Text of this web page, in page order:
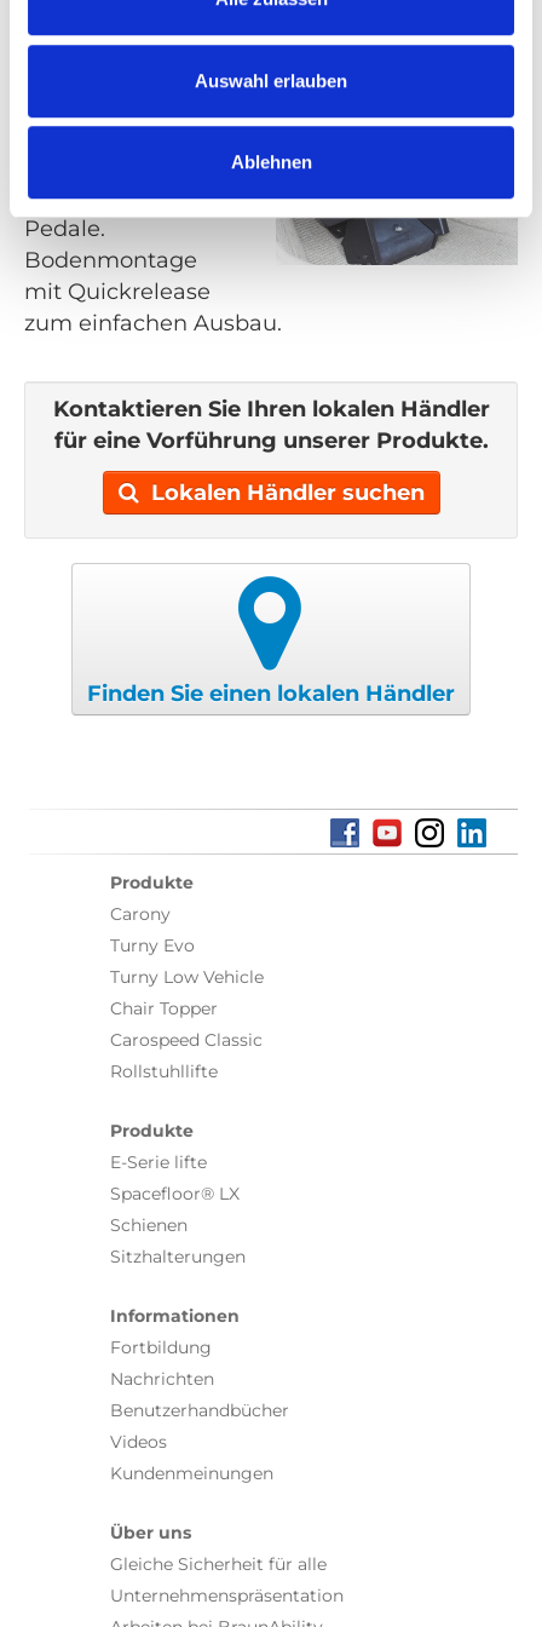
Auswahl erlauben
Ablehnen
Schaltgetriebe eingebaut werden.
Zum Schutz vor
Betätigen der
Pedale.
Bodenmontage
mit Quickrelease
zum einfachen Ausbau.
Kontaktieren Sie Ihren lokalen Händler
für eine Vorführung unserer Produkte.
Lokalen Händler suchen
Finden Sie einen lokalen Händler
Produkte
Carony
Turny Evo
Turny Low Vehicle
Chair Topper
Carospeed Classic
Rollstuhllifte
Produkte
E-Serie lifte
Spacefloor® LX
Schienen
Sitzhalterungen
Informationen
Fortbildung
Nachrichten
Benutzerhandbücher
Videos
Kundenmeinungen
Über uns
Gleiche Sicherheit für alle
Unternehmenspräsentation